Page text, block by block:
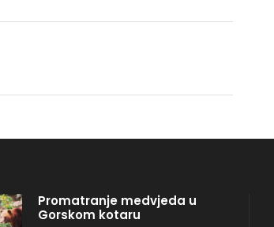
Promatranje medvjeda u
Gorskom kotaru